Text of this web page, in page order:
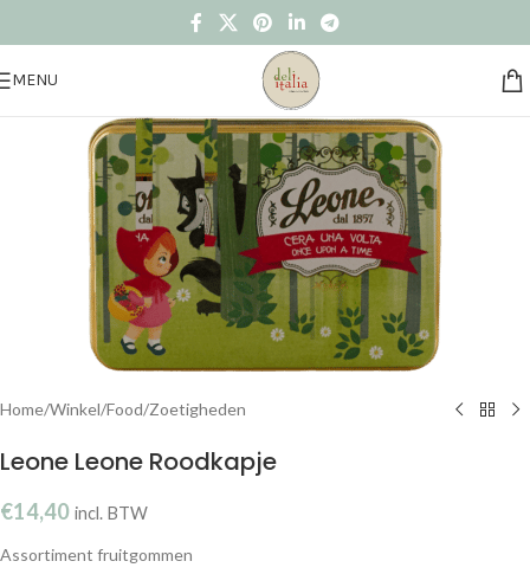
MENU
Home/Winkel/Food/Zoetigheden
Leone Leone Roodkapje
€14,40 incl. BTW
Assortiment fruitgommen